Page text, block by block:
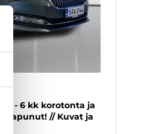
- 6 kk korotonta ja
// Kuvat ja